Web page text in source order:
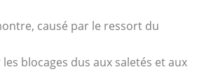
causé par le ressort du
blocages dus aux saletés et aux